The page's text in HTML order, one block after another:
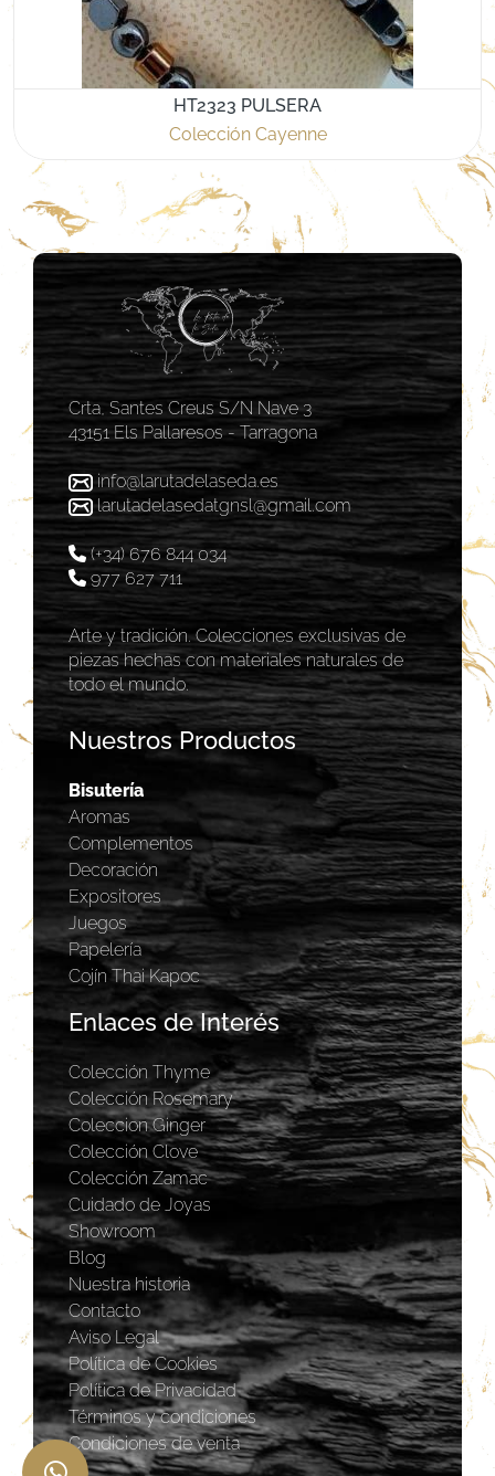
HT2323 PULSERA
Colección Cayenne
Crta, Santes Creus S/N Nave 3
43151 Els Pallaresos - Tarragona
info@larutadelaseda.es
larutadelasedatgnsl@gmail.com
(+34) 676 844 034
977 627 711
Arte y tradición. Colecciones exclusivas de
piezas hechas con materiales naturales de
todo el mundo.
Nuestros Productos
Bisutería
Aromas
Complementos
Decoración
Expositores
Juegos
Papelería
Cojín Thai Kapoc
Enlaces de Interés
Colección Thyme
Colección Rosemary
Coleccion Ginger
Colección Clove
Colección Zamac
Cuidado de Joyas
Showroom
Blog
Nuestra historia
Contacto
Aviso Legal
Política de Cookies
Política de Privacidad
Términos y condiciones
Condiciones de venta